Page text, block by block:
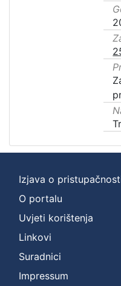
Izjava o
O portalu
Uvjeti korištenja
Linkovi
Suradnici
Impressum